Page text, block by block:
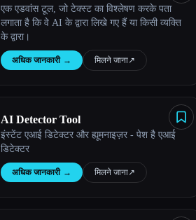
एक एडवांस टूल, जो टेक्स्ट का विश्लेषण करके पता
लगाता है कि वे AI के द्वारा लिखे गए हैं या किसी व्यक्ति
के द्वारा।
अधिक जानकारी → मिलने जाना↗︎
AI Detector Tool
इंस्टेंट एआई डिटेक्टर और ह्यूमनाइज़र - पेश है एआई
डिटेक्टर
अधिक जानकारी → मिलने जाना↗︎